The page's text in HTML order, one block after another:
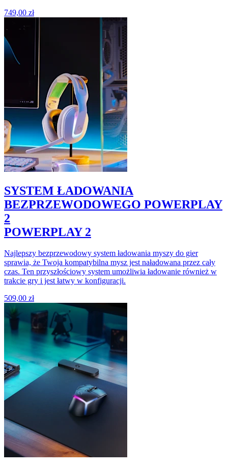
749,00 zł
SYSTEM ŁADOWANIA
BEZPRZEWODOWEGO POWERPLAY
2
POWERPLAY 2
Najlepszy bezprzewodowy system ładowania myszy do gier
sprawia, że Twoja kompatybilna mysz jest naładowana przez cały
czas. Ten przyszłościowy system umożliwia ładowanie również w
trakcie gry i jest łatwy w konfiguracji.
509,00 zł